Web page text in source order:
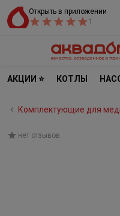
Открыть в приложении
1
АКЦИИ ⭐ КОТЛЫ
Комплектующие для
нет отзывов